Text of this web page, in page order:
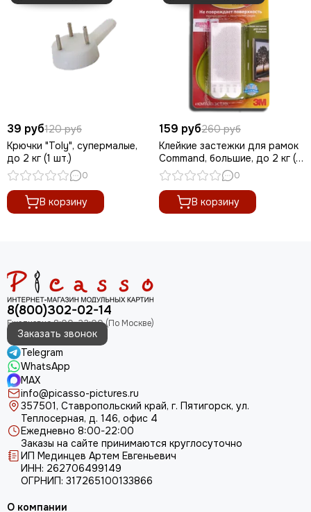
39 руб120 руб
Крючки "Toly", супермалые,
до 2 кг (1 шт.)
0
В корзину
159 руб260 руб
Клейкие застежки для рамок
Command, большие, до 2 кг (1
шт.)
0
В корзину
8(800)302-02-14
Заказать звонок
Telegram
WhatsApp
MAX
info@picasso-pictures.ru
357501, Ставропольский край, г. Пятигорск, ул.
Теплосерная, д. 146, офис 4
Ежедневно 8:00-22:00
Заказы на сайте принимаются круглосуточно
ИП Мединцев Артем Евгеньевич
ИНН: 262706499149
ОГРНИП: 317265100133866
О компании